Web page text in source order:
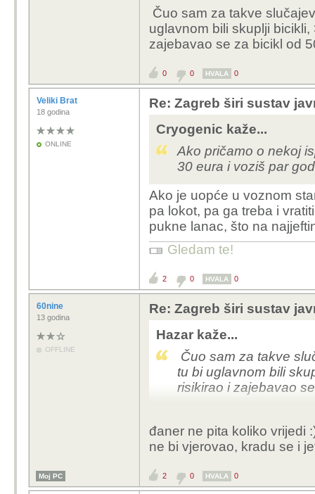
imaš sreće, nama su
od tad smo nove
dok nam podrum nije
bravom...
ljudi koji koriste Bajs
ekstra 10 stvari
bicikla (iako ga većina
stvar i vidim\čujem da
Čuo sam za takve
uglavnom bili skuplji
zajebavao se za bicikl od
0 0 HVALA 0
Veliki Brat
18 godina
ONLINE
Re: Zagreb širi sustav
Cryogenic kaže...
Ako pričamo o nekoj
30 eura i voziš par
Ako je uopće u voznom
pa lokot, pa ga treba i
pukne lanac, što na
Gledam te!
2 0 HVALA 0
60nine
13 godina
OFFLINE
Re: Zagreb širi sustav
Hazar kaže...
Čuo sam za takve
tu bi uglavnom bili
risikirao i zajebavao
đaner ne pita koliko vrijedi
ne bi vjerovao, kradu se i
Moj PC 2 0 HVALA 0